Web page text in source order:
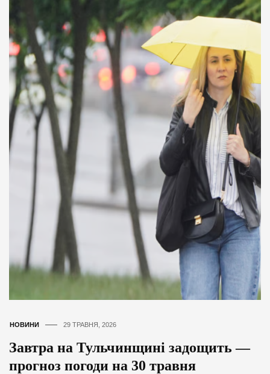
НОВИНИ 29 ТРАВНЯ, 2026
Завтра на Тульчинщині задощить —
прогноз погоди на 30 травня